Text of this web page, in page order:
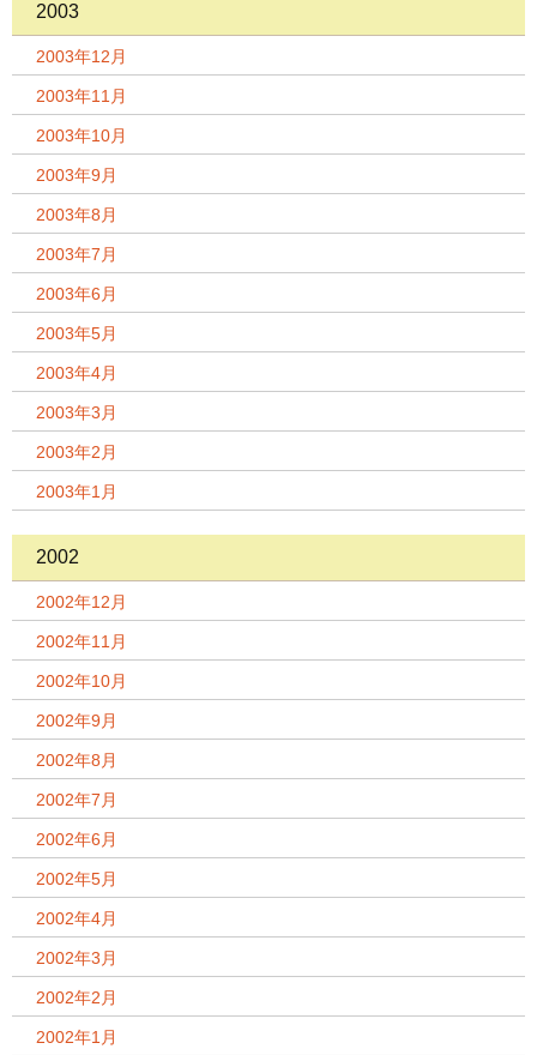
2003
2003年12月
2003年11月
2003年10月
2003年9月
2003年8月
2003年7月
2003年6月
2003年5月
2003年4月
2003年3月
2003年2月
2003年1月
2002
2002年12月
2002年11月
2002年10月
2002年9月
2002年8月
2002年7月
2002年6月
2002年5月
2002年4月
2002年3月
2002年2月
2002年1月